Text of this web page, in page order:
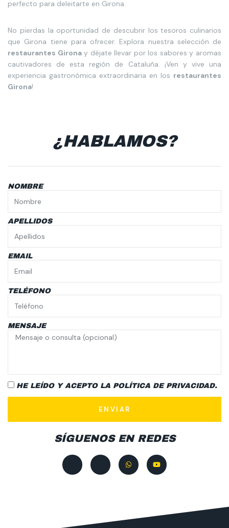
perfecto para deleitarte en Girona.
No pierdas la oportunidad de descubrir los tesoros culinarios
que Girona tiene para ofrecer. Explora nuestra selección de
restaurantes Gironay déjate llevar por los sabores y aromas
cautivadores de esta región de Cataluña. ¡Ven y vive una
experiencia gastronómica extraordinaria en los restaurantes
Girona!
¿HABLAMOS?
NOMBRE
APELLIDOS
EMAIL
TELÉFONO
MENSAJE
HE LEÍDO Y ACEPTO LA POLÍTICA DE PRIVACIDAD.
ENVIAR
SÍGUENOS EN REDES